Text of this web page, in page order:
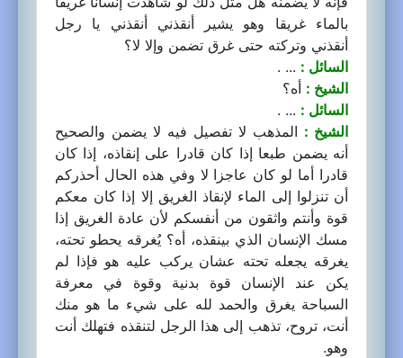
بالماء غريقا وهو يشير أنقذني أنقذني يا رجل
أنقذني وتركته حتى غرق تضمن وإلا لا؟
السائل : ... .
الشيخ : أه؟
السائل : ... .
الشيخ : المذهب لا تفصيل فيه لا يضمن والصحيح
أنه يضمن طبعا إذا كان قادرا على إنقاذه، إذا كان
قادرا أما لو كان عاجزا لا وفي هذه الحال أحذركم
أن تنزلوا إلى الماء لإنقاذ الغريق إلا إذا كان معكم
قوة وأنتم واثقون من أنفسكم لأن عادة الغريق إذا
مسك الإنسان الذي بينقذه، أه؟ يُغرقه يحطو تحته،
يغرقه يجعله تحته عشان يركب عليه هو فإذا لم
يكن عند الإنسان قوة بدنية وقوة في معرفة
السباحة يغرق والحمد لله على شيء ما هو منك
أنت، تروح، تذهب إلى هذا الرجل لتنقذه فتهلك أنت
وهو.